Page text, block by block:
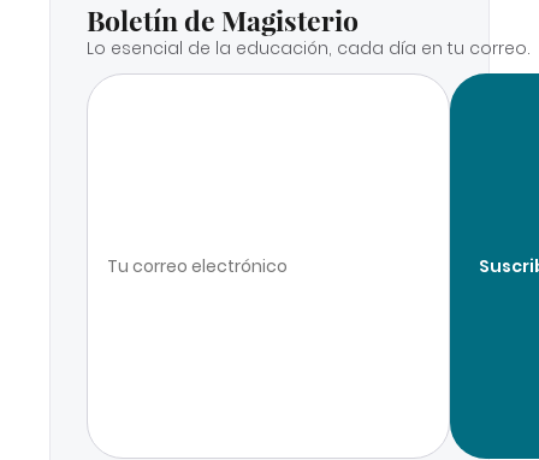
Boletín de Magisterio
Lo esencial de la educación, cada día en tu correo.